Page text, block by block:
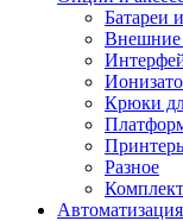
Батареи
Внешние
Крюки
Разное
Автоматизация